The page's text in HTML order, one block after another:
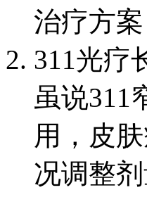
治疗方
311光疗
虽说311
用，皮
况调整